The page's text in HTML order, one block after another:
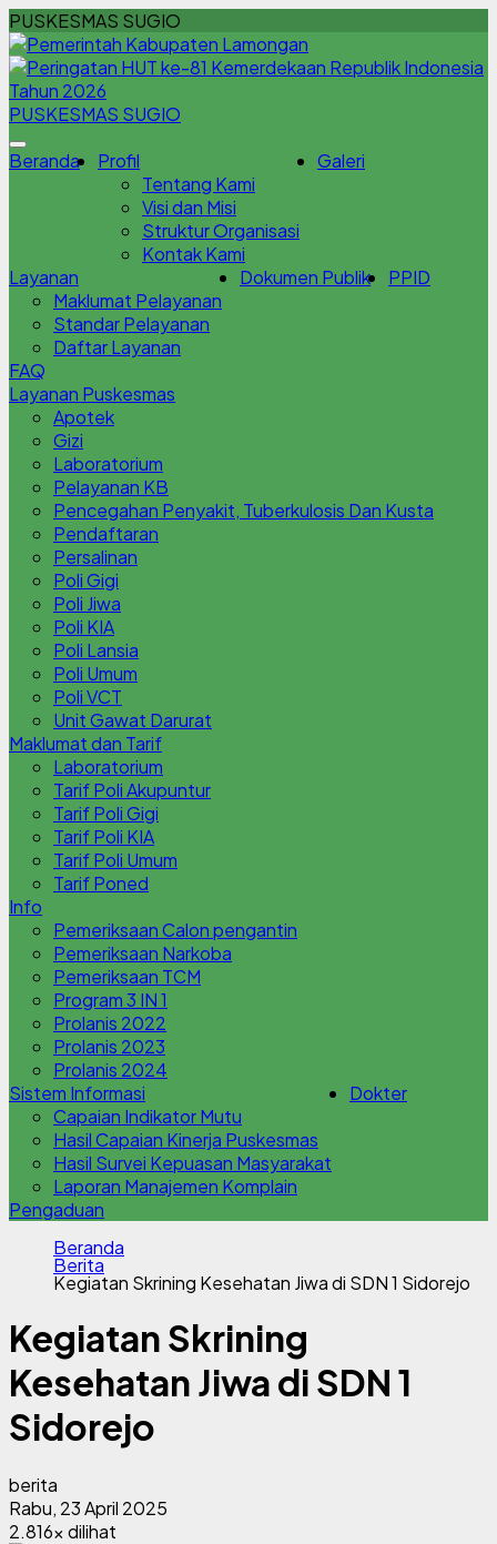
PUSKESMAS SUGIO
PUSKESMAS SUGIO
Beranda
Profil
Tentang Kami
Visi dan Misi
Struktur Organisasi
Kontak Kami
Galeri
Layanan
Maklumat Pelayanan
Standar Pelayanan
Daftar Layanan
Dokumen Publik PPID
FAQ
Layanan Puskesmas
Apotek
Gizi
Laboratorium
Pelayanan KB
Pencegahan Penyakit, Tuberkulosis Dan Kusta
Pendaftaran
Persalinan
Poli Gigi
Poli Jiwa
Poli KIA
Poli Lansia
Poli Umum
Poli VCT
Unit Gawat Darurat
Maklumat dan Tarif
Laboratorium
Tarif Poli Akupuntur
Tarif Poli Gigi
Tarif Poli KIA
Tarif Poli Umum
Tarif Poned
Info
Pemeriksaan Calon pengantin
Pemeriksaan Narkoba
Pemeriksaan TCM
Program 3 IN 1
Prolanis 2022
Prolanis 2023
Prolanis 2024
Sistem Informasi
Capaian Indikator Mutu
Hasil Capaian Kinerja Puskesmas
Hasil Survei Kepuasan Masyarakat
Laporan Manajemen Komplain
Dokter
Pengaduan
Beranda
Berita
Kegiatan Skrining Kesehatan Jiwa di SDN 1 Sidorejo
Kegiatan Skrining
Kesehatan Jiwa di SDN 1
Sidorejo
berita
Rabu, 23 April 2025
2.816x dilihat